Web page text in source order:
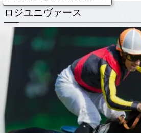
ロジユニヴァース